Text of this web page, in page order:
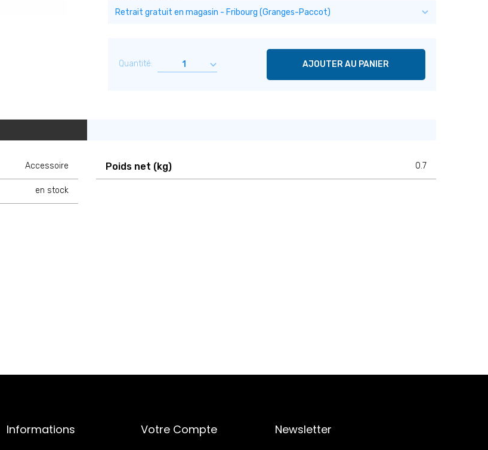
Quantité: AJOUTER AU PANIER
Accessoire Poids net (kg) 0.7
en stock
Informations Votre Compte Newsletter